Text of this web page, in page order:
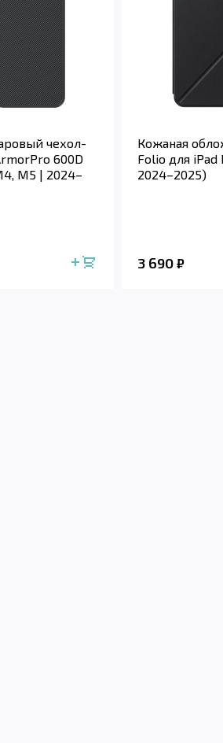
чехол-
600D
M5 | 2024–
Кожаная
Folio для iPad
2024–2025)
3 690 ₽